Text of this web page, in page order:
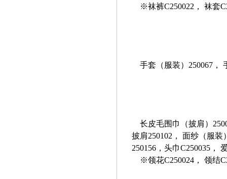
※袜裤C250022， 袜套
手套（服装）250067，
长皮毛围巾（披肩）
披肩250102， 面纱（服装
250156，头巾C250035，
※领花C250024， 领结